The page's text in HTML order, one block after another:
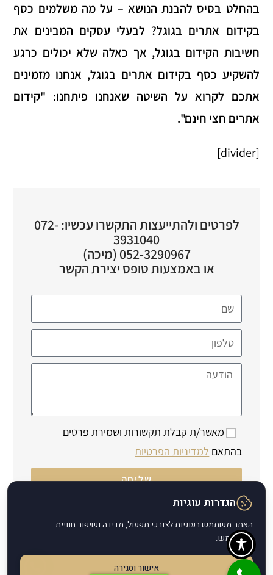
בהחלט בסיס להבנת הנושא – על מה משלמים כסף
בקידום אתרים בגוגל? לבעלי עסקים המבינים את
חשיבות הקידום בגוגל, אך כאלה שלא יכולים כרגע
להשקיע כסף בקידום אתרים בגוגל, אנחנו מזמינים
אתכם לקרוא על השיטה שאנחנו פיתחנו: "קידום
אתרים חצי חינם".
[divider]
לפרטים ולהתייעצות התקשרו עכשיו: 072-
3931040
052-3290967 (מיכה)
או באמצעות טופס יצירת הקשר
מאשר/ת קבלת תקשורות ושמירת פרטים
בהתאם למדיניות הפרטיות
שליחה
הגדרות עוגיות
האתר משתמש בעוגיות לצורכי תפעול, מדידה ושיפור חוויית
המשתמש.
אישור וסגירה